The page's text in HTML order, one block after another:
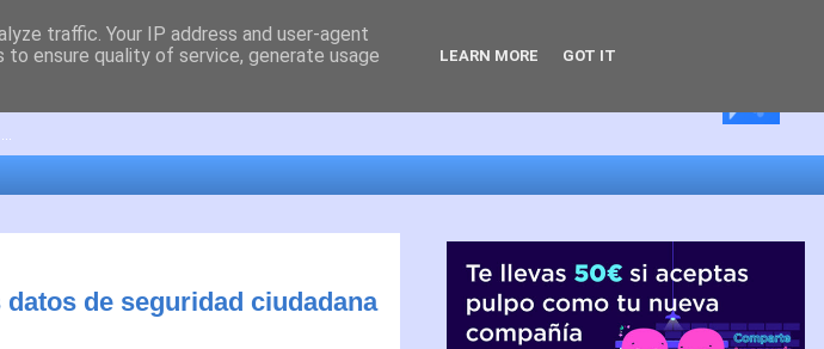
de seguridad ciudadana
traffic. Your IP address and user-agent
ensure quality of service, generate usage
LEARN MORE GOT IT